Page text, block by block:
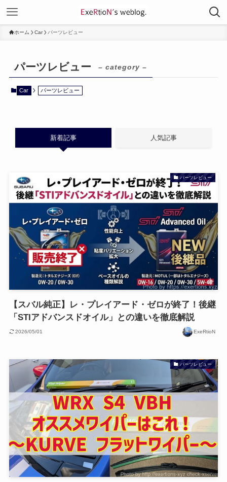
ホーム Car パーツレビュー
パーツレビュー – category –
Car パーツレビュー
新着記事 人気記事
パーツレビュー
【スバル純正】レ・プレイアード・ゼロが終了！後継
「STIアドバンスドオイル」との違いを徹底解説
2026/05/01 ExeRtioN
パーツレビュー